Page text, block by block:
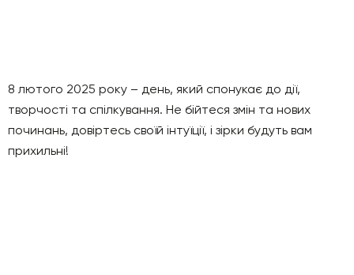
8 лютого 2025 року – день, який спонукає до дії,
творчості та спілкування. Не бійтеся змін та нових
починань, довіртесь своїй інтуїції, і зірки будуть вам
прихильні!